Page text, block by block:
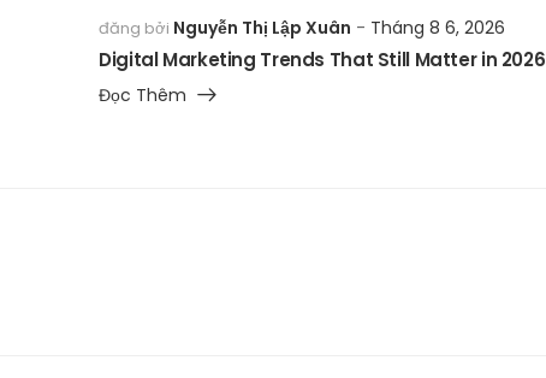
đăng bởi Nguyễn Thị Lập Xuân Tháng 8 6, 2026
Digital Marketing Trends That Still Matter in 2026
Đọc Thêm